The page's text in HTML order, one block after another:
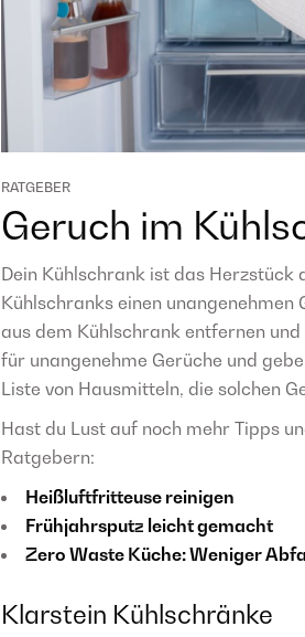
RATGEBER
Geruch im
Dein Kühlschrank ist das Herzstück
Kühlschranks einen
aus dem Kühlschrank entfernen
für unangenehme Gerüche und
Liste von Hausmitteln, die solchen
Hast du Lust auf noch mehr Tipps
Ratgebern:
Heißluftfritteuse reinigen
Frühjahrsputz leicht gemacht
Zero Waste Küche: Weniger
Klarstein Kühlschränke